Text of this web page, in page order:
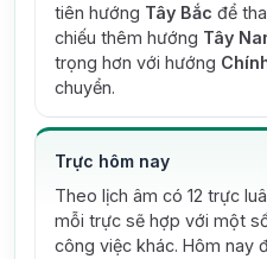
tiên hướng Tây Bắc để
chiếu thêm hướng Tây
trọng hơn với hướng
chuyển.
Trực hôm nay
Theo lịch âm có 12 trực
mỗi trực sẽ hợp với một
công việc khác. Hôm nay